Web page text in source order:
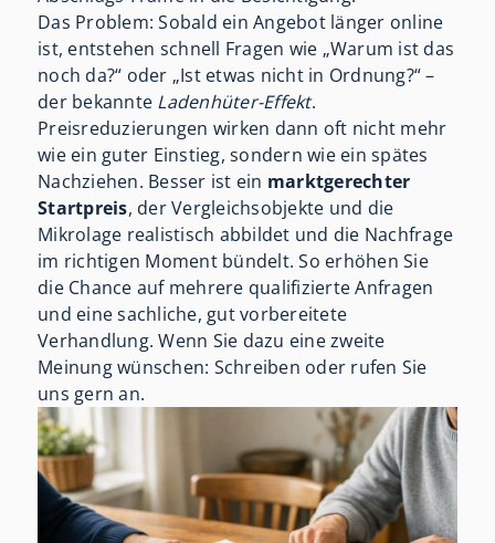
Das Problem: Sobald ein Angebot länger online
ist, entstehen schnell Fragen wie „Warum ist das
noch da?“ oder „Ist etwas nicht in Ordnung?“ –
der bekannte Ladenhüter-Effekt.
Preisreduzierungen wirken dann oft nicht mehr
wie ein guter Einstieg, sondern wie ein spätes
Nachziehen. Besser ist ein marktgerechter
Startpreis, der Vergleichsobjekte und die
Mikrolage realistisch abbildet und die Nachfrage
im richtigen Moment bündelt. So erhöhen Sie
die Chance auf mehrere qualifizierte Anfragen
und eine sachliche, gut vorbereitete
Verhandlung. Wenn Sie dazu eine zweite
Meinung wünschen: Schreiben oder rufen Sie
uns gern an.